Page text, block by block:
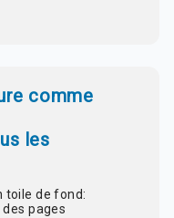
comme
les
toile de fond:
pages